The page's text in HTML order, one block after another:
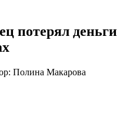
потерял деньги
Полина Макарова